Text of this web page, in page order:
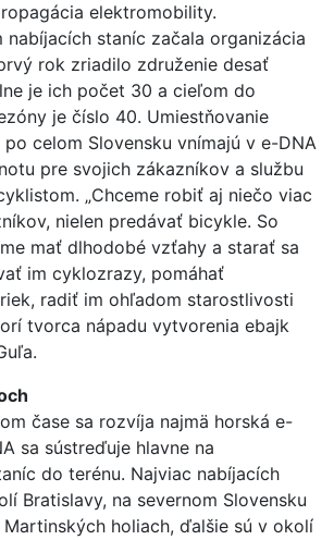
elektromobility.
nabíjacích staníc začala organizácia
rok zriadilo združenie desať
je ich počet 30 a cieľom do
je číslo 40. Umiestňovanie
celom Slovensku vnímajú v e-DNA
pre svojich zákazníkov a službu
„Chceme robiť aj niečo viac
nielen predávať bicykle. So
mať dlhodobé vzťahy a starať sa
im cyklozrazy, pomáhať
radiť im ohľadom starostlivosti
tvorca nápadu vytvorenia ebajk
čase sa rozvíja najmä horská e-
sa sústreďuje hlavne na
do terénu. Najviac nabíjacích
Bratislavy, na severnom Slovensku
Martinských holiach, ďalšie sú v okolí